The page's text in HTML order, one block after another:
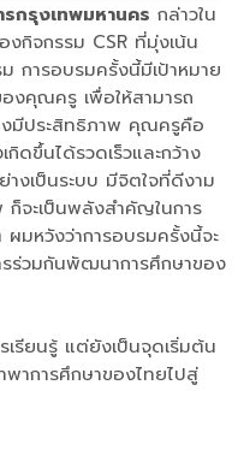
กรุงเทพมหานคร กล่าวใน
งกิจกรรม CSR ที่มุ่งเน้น
การอบรมครั้งนี้มีเป้าหมาย
คุณครู เพื่อให้สามารถ
งมีประสิทธิภาพ คุณครูคือ
ดขึ้นได้รวดเร็วและกว้าง
างเป็นระบบ มีจิตใจที่ดีงาม
ก็จะเป็นพลังสำคัญในการ
มหวังว่าการอบรมครั้งนี้จะ
รร่วมกันพัฒนาการศึกษาของ
เรียนรู้ แต่ยังเป็นจุดเริ่มต้น
พาการศึกษาของไทยไปสู่